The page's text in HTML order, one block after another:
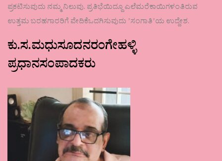
ಪ್ರಕಟಿಸುವುದು ನಮ್ಮ ನಿಲುವು. ಪ್ರತಿಭೆಯಿದ್ದೂ ಎಲೆಮರೆಕಾಯಿಗಳಂತಿರುವ
ಉತ್ತಮ ಬರಹಗಾರರಿಗೆ ವೇದಿಕೆಒದಗಿಸುವುದು ʼಸಂಗಾತಿʼಯ ಉದ್ದೇಶ.
ಕು.ಸ.ಮಧುಸೂದನರಂಗೇಹಳ್ಳಿ
ಪ್ರಧಾನಸಂಪಾದಕರು